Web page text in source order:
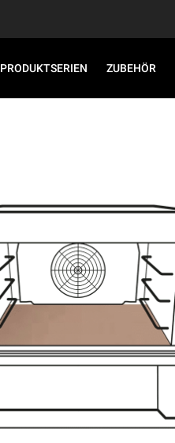
PRODUKTSERIEN ZUBEHÖR